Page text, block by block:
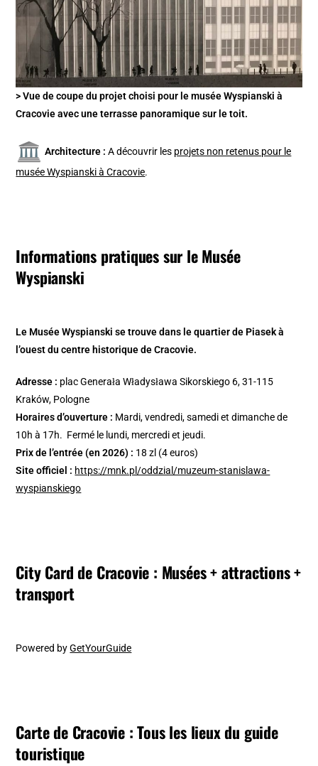
> Vue de coupe du projet choisi pour le musée Wyspianski à
Cracovie avec une terrasse panoramique sur le toit.
Architecture : A découvrir les projets non retenus pour le
musée Wyspianski à Cracovie.
Informations pratiques sur le Musée
Wyspianski
Le Musée Wyspianski se trouve dans le quartier de Piasek à
l’ouest du centre historique de Cracovie.
Adresse : plac Generała Władysława Sikorskiego 6, 31-115
Kraków, Pologne
Horaires d’ouverture : Mardi, vendredi, samedi et dimanche de
10h à 17h. Fermé le lundi, mercredi et jeudi.
Prix de l’entrée (en 2026) : 18 zl (4 euros)
Site officiel : https://mnk.pl/oddzial/muzeum-stanislawa-
wyspianskiego
City Card de Cracovie : Musées + attractions +
transport
Powered byGetYourGuide
Carte de Cracovie : Tous les lieux du guide
touristique